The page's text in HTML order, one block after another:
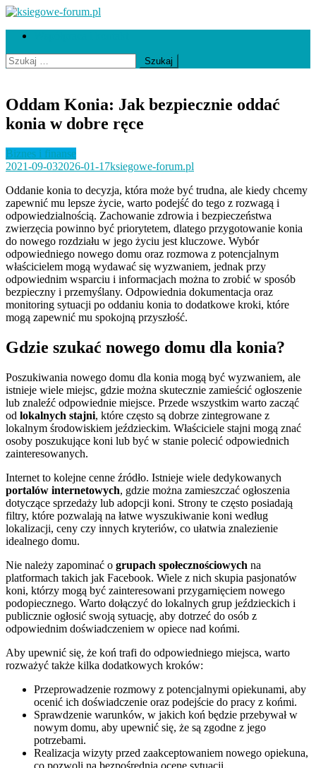
Skip
content
ksiegowe-forum.pl
Szukaj:
Oddam Konia: Jak bezpiecznie oddać
konia w dobre ręce
Biznes i finanse
2021-09-032026-01-17ksiegowe-forum.pl
Oddanie konia to decyzja, która może być trudna, ale kiedy chcemy
zapewnić mu lepsze życie, warto podejść do tego z rozwagą i
odpowiedzialnością. Zachowanie zdrowia i bezpieczeństwa
zwierzęcia powinno być priorytetem, dlatego przygotowanie konia
do nowego rozdziału w jego życiu jest kluczowe. Wybór
odpowiedniego nowego domu oraz rozmowa z potencjalnym
właścicielem mogą wydawać się wyzwaniem, jednak przy
odpowiednim wsparciu i informacjach można to zrobić w sposób
bezpieczny i przemyślany. Odpowiednia dokumentacja oraz
monitoring sytuacji po oddaniu konia to dodatkowe kroki, które
mogą zapewnić mu spokojną przyszłość.
Gdzie szukać nowego domu dla konia?
Poszukiwania nowego domu dla konia mogą być wyzwaniem, ale
istnieje wiele miejsc, gdzie można skutecznie zamieścić ogłoszenie
lub znaleźć odpowiednie miejsce. Przede wszystkim warto zacząć
od lokalnych stajni, które często są dobrze zintegrowane z
lokalnym środowiskiem jeździeckim. Właściciele stajni mogą znać
osoby poszukujące koni lub być w stanie polecić odpowiednich
zainteresowanych.
Internet to kolejne cenne źródło. Istnieje wiele dedykowanych
portalów internetowych, gdzie można zamieszczać ogłoszenia
dotyczące sprzedaży lub adopcji koni. Strony te często posiadają
filtry, które pozwalają na łatwe wyszukiwanie koni według
lokalizacji, ceny czy innych kryteriów, co ułatwia znalezienie
idealnego domu.
Nie należy zapominać o grupach społecznościowych na
platformach takich jak Facebook. Wiele z nich skupia pasjonatów
koni, którzy mogą być zainteresowani przygarnięciem nowego
podopiecznego. Warto dołączyć do lokalnych grup jeździeckich i
publicznie ogłosić swoją sytuację, aby dotrzeć do osób z
odpowiednim doświadczeniem w opiece nad końmi.
Aby upewnić się, że koń trafi do odpowiedniego miejsca, warto
rozważyć także kilka dodatkowych kroków:
Przeprowadzenie rozmowy z potencjalnymi opiekunami, aby
ocenić ich doświadczenie oraz podejście do pracy z końmi.
Sprawdzenie warunków, w jakich koń będzie przebywał w
nowym domu, aby upewnić się, że są zgodne z jego
potrzebami.
Realizacja wizyty przed zaakceptowaniem nowego opiekuna,
co pozwoli na bezpośrednią ocenę sytuacji.